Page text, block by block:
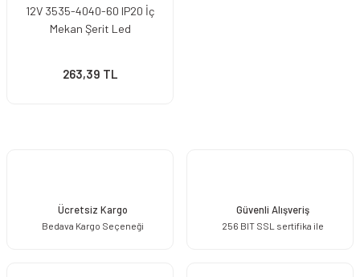
12V 3535-4040-60 IP20 İç
Mekan Şerit Led
263,39 TL
Ücretsiz Kargo
Bedava Kargo Seçeneği
Güvenli Alışveriş
256 BIT SSL sertifika ile